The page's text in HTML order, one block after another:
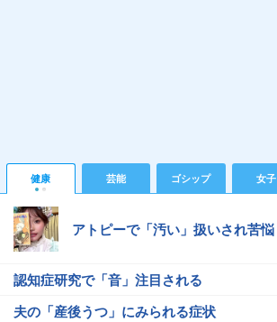
健康 芸能 ゴシップ 女子
アトピーで「汚い」扱いされ苦悩
認知症研究で「音」注目される
夫の「産後うつ」にみられる症状